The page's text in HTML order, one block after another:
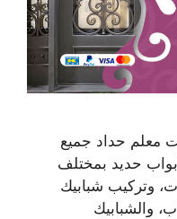
معلم حداد جميع
حديد بمختلف
وتركيب شبابيك
والشبابيك